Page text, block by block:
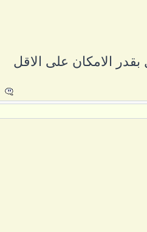
الامكان على الاقل